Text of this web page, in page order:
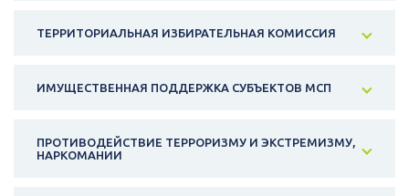
ТЕРРИТОРИАЛЬНАЯ ИЗБИРАТЕЛЬНАЯ КОМИССИЯ
ИМУЩЕСТВЕННАЯ ПОДДЕРЖКА СУБЪЕКТОВ МСП
ПРОТИВОДЕЙСТВИЕ ТЕРРОРИЗМУ И ЭКСТРЕМИЗМУ,
НАРКОМАНИИ